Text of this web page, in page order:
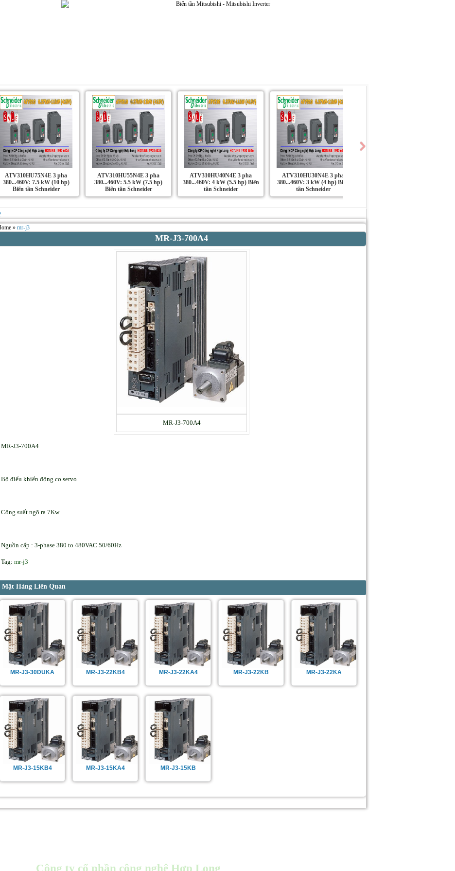
ATV310HU75N4E 3 pha
380...460V: 7.5 kW (10 hp)
Biến tần Schneider
ATV310HU55N4E 3 pha
380...460V: 5.5 kW (7.5 hp)
Biến tần Schneider
ATV310HU40N4E 3 pha
380...460V: 4 kW (5.5 hp) Biến
tần Schneider
ATV310HU30N4E 3 pha
380...460V: 3 kW (4 hp) Biến
tần Schneider
» mr-j3
MR-J3-700A4
MR-J3-700A4
MR-J3-700A4
Bộ điểu khiển động cơ servo
Công suất ngõ ra 7Kw
Nguồn cấp : 3-phase 380 to 480VAC 50/60Hz
Tag: mr-j3
Mặt Hàng Liên Quan
MR-J3-30DUKA MR-J3-22KB4 MR-J3-22KA4 MR-J3-22KB MR-J3-22KA
MR-J3-15KB4 MR-J3-15KA4 MR-J3-15KB
Công ty cổ phần công nghệ Hợp Long